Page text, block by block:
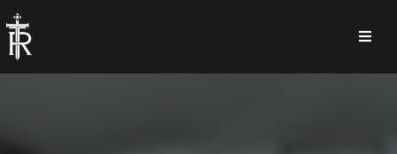
Salta
al
contenuto